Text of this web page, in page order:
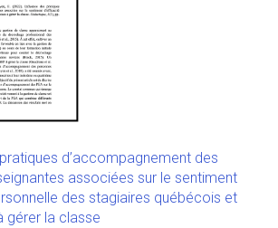
d’accompagnement des
associées sur le sentiment
des stagiaires québécois et
gérer la classe